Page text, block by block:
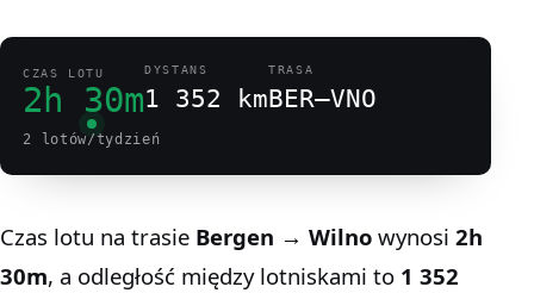
CZAS LOTU
2h 30m
DYSTANS
1 352 km
TRASA
BER–VNO
2 lotów/tydzień
Czas lotu na trasie Bergen → Wilno wynosi 2h
30m, a odległość między lotniskami to 1 352